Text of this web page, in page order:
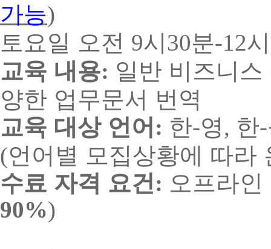
가능)
토요일 오전 9시30분-12시
교육 내용: 일반 비즈니
양한 업무문서 번역
교육 대상 언어: 한-영, 한-
(언어별 모집상황에 따라
수료 자격 요건: 오프라
90%)